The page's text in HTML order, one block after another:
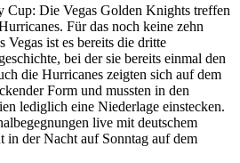
Cup: Die Vegas Golden Knights treffen
Für das noch keine zehn
Vegas ist es bereits die dritte
bei der sie bereits einmal den
die Hurricanes zeigten sich auf dem
Form und mussten in den
lediglich eine Niederlage einstecken.
live mit deutschem
in der Nacht auf Sonntag auf dem